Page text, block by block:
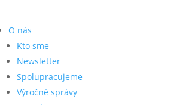
O nás
Kto sme
Newsletter
Spolupracujeme
Výročné správy